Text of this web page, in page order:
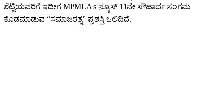
ಶೆಟ್ಟಿಯವರಿಗೆ ಇದೀಗ MPMLA s ನ್ಯೂಸ್ 11ನೇ ಸೌಹಾರ್ದ ಸಂಗಮ
ಕೊಡಮಾಡುವ “ಸಮಾಜರತ್ನ” ಪ್ರಶಸ್ತಿ ಒಲಿದಿದೆ.